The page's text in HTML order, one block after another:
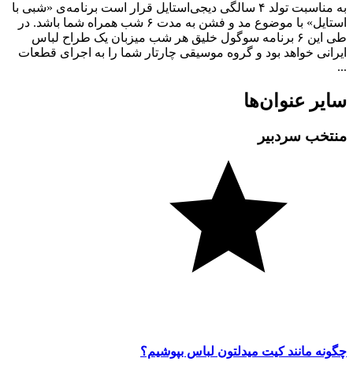
به مناسبت تولد ۴ سالگی دیجی‌استایل قرار است برنامه‌ی «شبی با
استایل» با موضوع مد و فشن به مدت ۶ شب همراه شما باشد. در
طی این ۶ برنامه سوگول خلیق هر شب میزبان یک طراح لباس
ایرانی خواهد بود و گروه موسیقی چارتار شما را به اجرای قطعات
...
سایر عنوان‌ها
منتخب سردبیر
چگونه مانند کیت میدلتون لباس بپوشیم؟